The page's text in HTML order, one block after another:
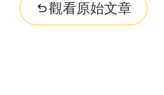
觀看原始文章